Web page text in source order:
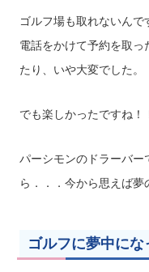
ゴルフ場も取れないん
電話をかけて予約を取っ
たり、いや大変でした。
でも楽しかったですね！
パーシモンのドラーバ
ら．．．今から思えば夢
ゴルフに夢中にな